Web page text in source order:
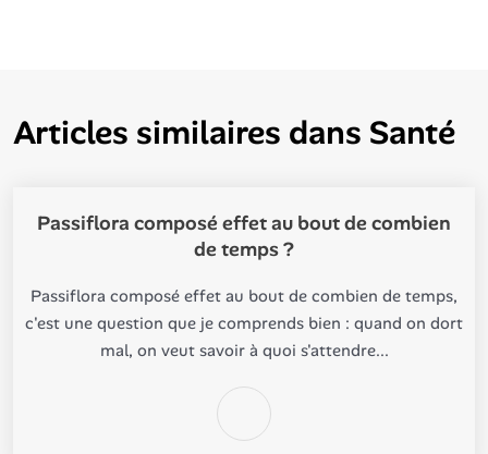
Articles similaires dans Santé
Passiflora composé effet au bout de combien
de temps ?
Passiflora composé effet au bout de combien de temps,
c'est une question que je comprends bien : quand on dort
mal, on veut savoir à quoi s'attendre...